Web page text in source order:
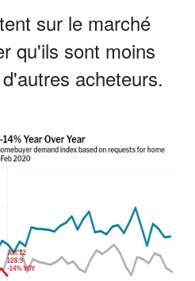
sur le marché
qu'ils sont moins
acheteurs.